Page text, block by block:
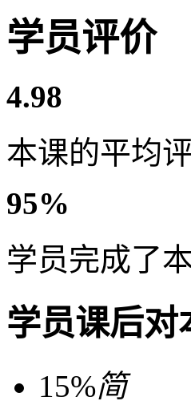
学员评价
4.98
本课的平均
95%
学员完成了
学员课后对
15%简